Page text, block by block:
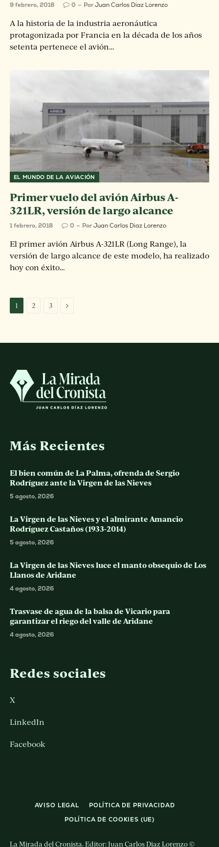
9 febrero, 2018 0 PorJuan Carlos Diaz Lorenzo
A la historia de la industria aeronáutica
protagonizada por Francia en la década de los años
setenta pertenece el avión…
EL MUNDO DE LA AVIACIÓN
Primer vuelo del avión Airbus A-
321LR, versión de largo alcance
1 febrero, 2018 0 PorJuan Carlos Diaz Lorenzo
El primer avión Airbus A-321LR (Long Range), la
versión de largo alcance de este modelo, ha realizado
hoy con éxito…
1 2 3 Siguiente
Más Recientes
El bien común de La Palma, ofrenda de Sergio
Rodríguez ante la Virgen de las Nieves
5 agosto, 2026
La Virgen de las Nieves y el almirante Amancio
Rodríguez Castaños (1933-2014)
5 agosto, 2026
La Virgen de las Nieves luce el manto obsequio de Los
Llanos de Aridane
4 agosto, 2026
Trasvase de agua de la balsa de Vicario para
garantizar el riego del valle de Aridane
4 agosto, 2026
Redes sociales
X
LinkedIn
Facebook
AVISO LEGAL
POLÍTICA DE PRIVACIDAD
POLÍTICA DE COOKIES (UE)
La Mirada del Cronista. Editor: Juan Carlos Diaz Lorenzo ©